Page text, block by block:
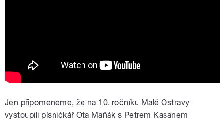
Jen připomeneme, že na 10. ročníku Malé Ostravy
vystoupili písničkář Ota Maňák s Petrem Kasanem